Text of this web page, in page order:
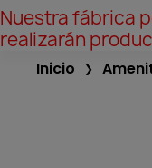
Nuestra fábrica
realizarán
Inicio